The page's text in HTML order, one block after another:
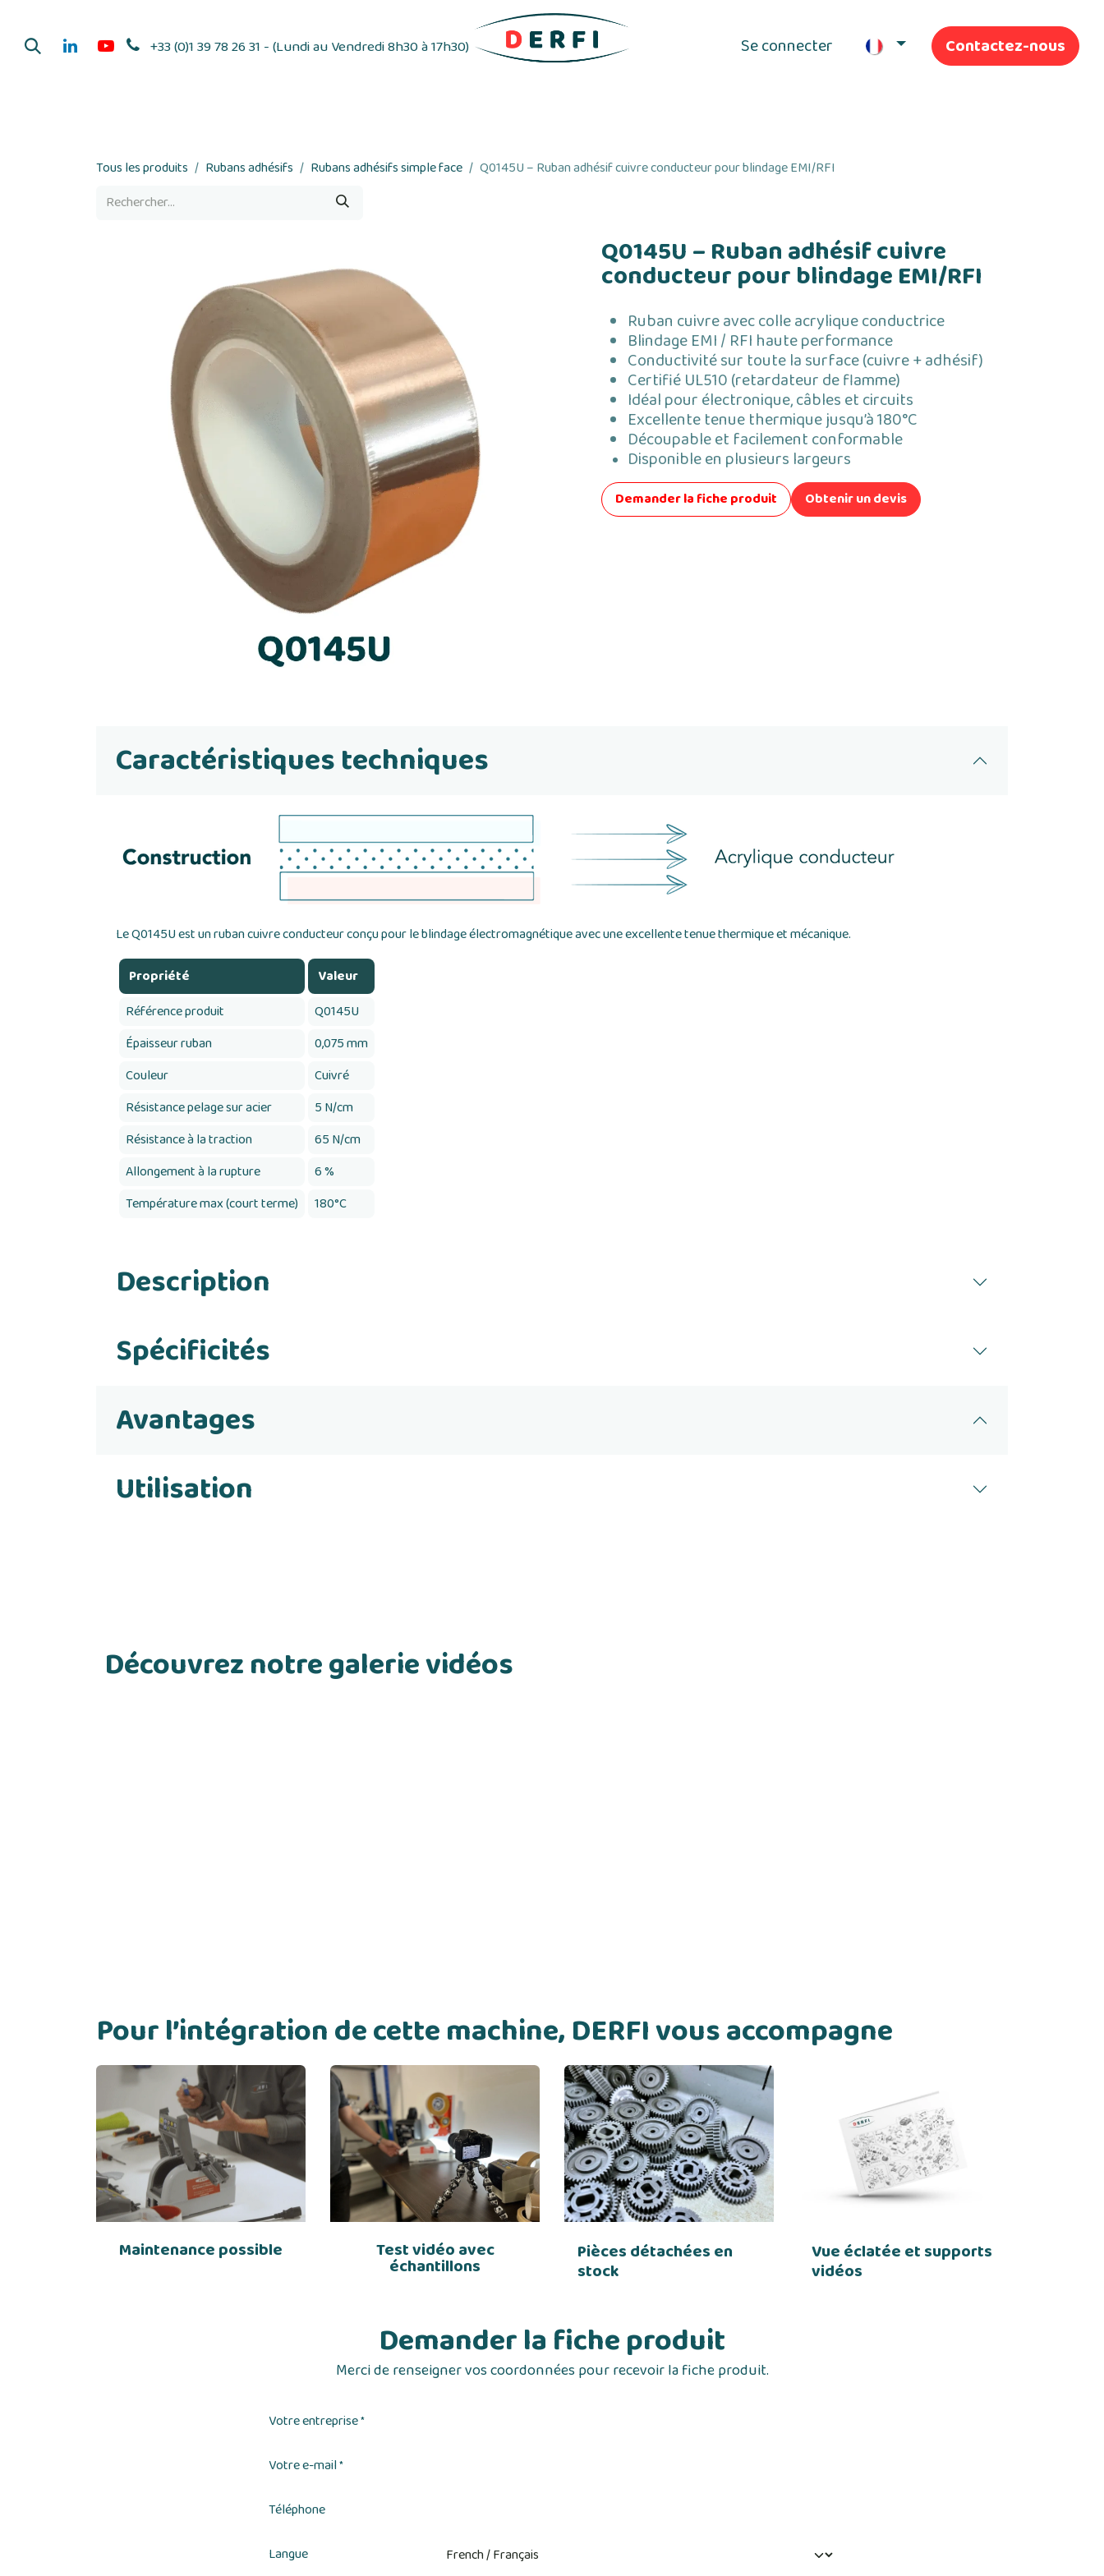
+33 (0)1 39 78 26 31 - (Lundi au Vendredi 8h30 à 17h30) Se connecter Contactez-nous
Tous les produits Rubans adhésifs Rubans adhésifs simple face Q0145U – Ruban adhésif cuivre conducteur pour blindage EMI/RFI
Q0145U – Ruban adhésif cuivre
conducteur pour blindage EMI/RFI
Ruban cuivre avec colle acrylique conductrice
Blindage EMI / RFI haute performance
Conductivité sur toute la surface (cuivre + adhésif)
Certifié UL510 (retardateur de flamme)
Idéal pour électronique, câbles et circuits
Excellente tenue thermique jusqu’à 180°C
Découpable et facilement conformable
Disponible en plusieurs largeurs
Demander la fiche produit Obtenir un devis
Caractéristiques techniques
Le Q0145U est un ruban cuivre conducteur conçu pour le blindage électromagnétique avec une excellente tenue thermique et mécanique.
Propriété
Valeur
Référence produit
Q0145U
Épaisseur ruban
0,075 mm
Couleur
Cuivré
Résistance pelage sur acier
5 N/cm
Résistance à la traction
65 N/cm
Allongement à la rupture
6 %
Température max (court terme)
180°C
Description
Spécificités
Avantages
Utilisation
Découvrez notre galerie vidéos
Pour l’intégration de cette machine, DERFI vous accompagne
Maintenance possible Test vidéo avec
échantillons
Pièces détachées en
stock
Vue éclatée et supports
vidéos
Demander la fiche produit
Merci de renseigner vos coordonnées pour recevoir la fiche produit.
Votre entreprise*
Votre e-mail*
Téléphone
Langue